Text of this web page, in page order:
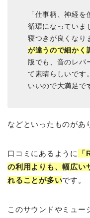
「仕事柄、神経
循環になっていま
寝つきが良くなり
が違うので細かく
版でも、音のレパ
て素晴らしいです
いいので大満足で
などといったものがあ
口コミにあるように
の利用よりも、幅広い
れることが多いです。
このサウンドやミュー